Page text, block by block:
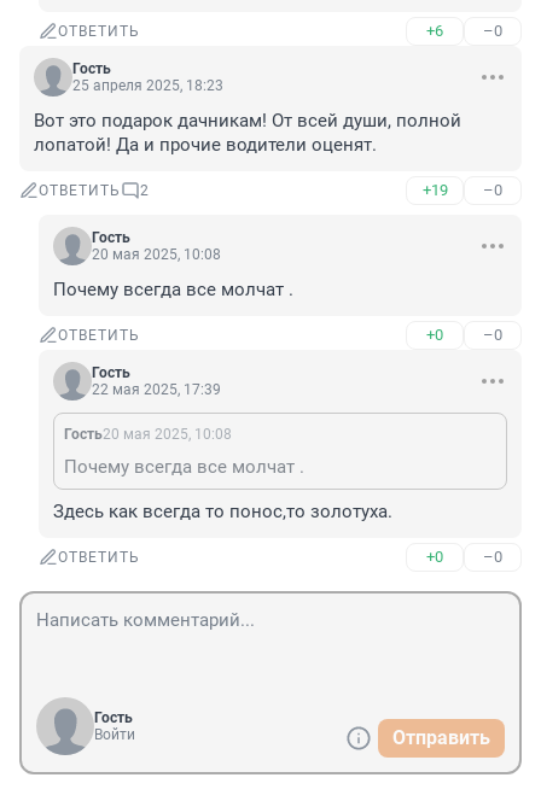
ОТВЕТИТЬ +6 –0
Гость
25 апреля 2025, 18:23
Вот это подарок дачникам! От всей души, полной
лопатой! Да и прочие водители оценят.
ОТВЕТИТЬ 2 +19 –0
Гость
20 мая 2025, 10:08
Почему всегда все молчат .
ОТВЕТИТЬ +0 –0
Гость
22 мая 2025, 17:39
Гость20 мая 2025, 10:08
Почему всегда все молчат .
Здесь как всегда то понос,то золотуха.
ОТВЕТИТЬ +0 –0
Гость
Войти
Отправить